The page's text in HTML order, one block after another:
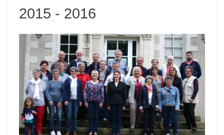
2015 - 2016